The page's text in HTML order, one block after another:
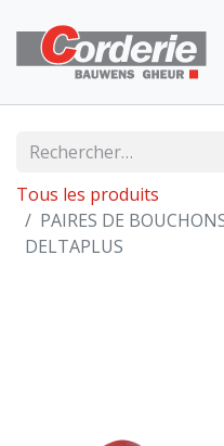
Tous les produits
PAIRES DE
DELTAPLUS